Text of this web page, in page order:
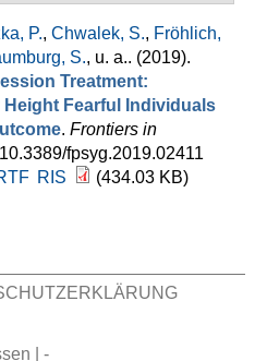
P., Chwalek, S., Fröhlich,
S., u. a.. (2019).
Treatment:
Fearful Individuals
. Frontiers in
fpsyg.2019.02411
RIS (434.03 KB)
| -